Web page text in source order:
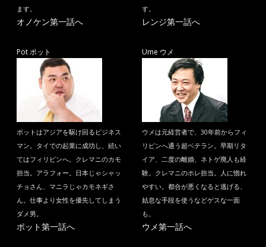
ます。
オノケン第一話へ
す。
レンジ第一話へ
Pot ポット
ポットはアジアを駆け回るビジネス
マン。タイでの起業に成功し、続い
てはフィリピンへ。クレマニのカモ
担当。アラフォー。日本じゃシャッ
チョさん、マニラじゃカモネギさ
ん。仕事より女性を優先してしまう
ダメ男。
ポット第一話へ
Ume ウメ
ウメは元経営者で、30年前からフィ
リピンへ通う超ベテラン。早期リタ
イア、二度の離婚、ネトゲ廃人も経
験。クレマニのホレ担当。人に惚れ
やすい。都合が悪くなると逃げる、
姑息な手段を使うなどゲスな一面
も。
ウメ第一話へ